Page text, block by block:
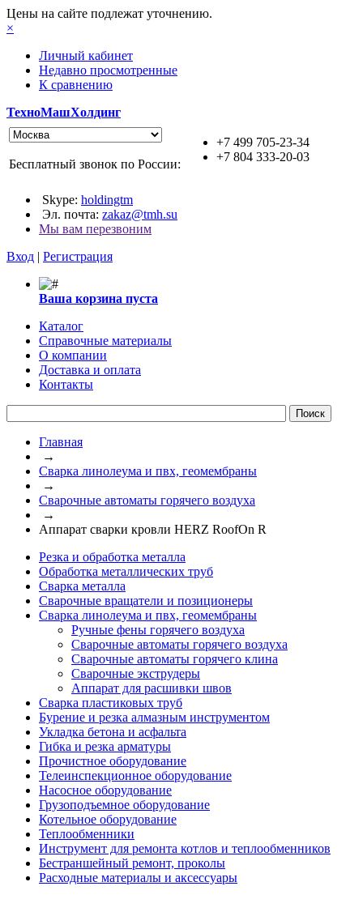
Цены на сайте подлежат уточнению.
×
Личный кабинет
Недавно просмотренные
К сравнению
ТехноМашХолдинг
+7 499 705-23-34
+7 804 333-20-03
Бесплатный звонок по России:
Skype: holdingtm
Эл. почта: zakaz@tmh.su
Мы вам перезвоним
Вход | Регистрация
Ваша корзина пуста
Каталог
Справочные материалы
О компании
Доставка и оплата
Контакты
Главная
→
Сварка линолеума и пвх, геомембраны
→
Сварочные автоматы горячего воздуха
→
Аппарат сварки кровли HERZ RoofOn R
Резка и обработка металла
Обработка металлических труб
Сварка металла
Сварочные вращатели и позиционеры
Сварка линолеума и пвх, геомембраны
Ручные фены горячего воздуха
Сварочные автоматы горячего воздуха
Сварочные автоматы горячего клина
Сварочные экструдеры
Аппарат для расшивки швов
Сварка пластиковых труб
Бурение и резка алмазным инструментом
Укладка бетона и асфальта
Гибка и резка арматуры
Прочистное оборудование
Телеинспекционное оборудование
Насосное оборудование
Грузоподъемное оборудование
Котельное оборудование
Теплообменники
Инструмент для ремонта котлов и теплообменников
Бестраншейный ремонт, проколы
Расходные материалы и аксессуары